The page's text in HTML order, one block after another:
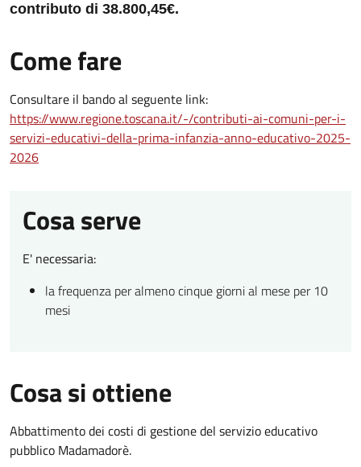
contributo di 38.800,45€.
Come fare
Consultare il bando al seguente link:
https://www.regione.toscana.it/-/contributi-ai-comuni-per-i-
servizi-educativi-della-prima-infanzia-anno-educativo-2025-
2026
Cosa serve
E' necessaria:
la frequenza per almeno cinque giorni al mese per 10
mesi
Cosa si ottiene
Abbattimento dei costi di gestione del servizio educativo
pubblico Madamadorè.